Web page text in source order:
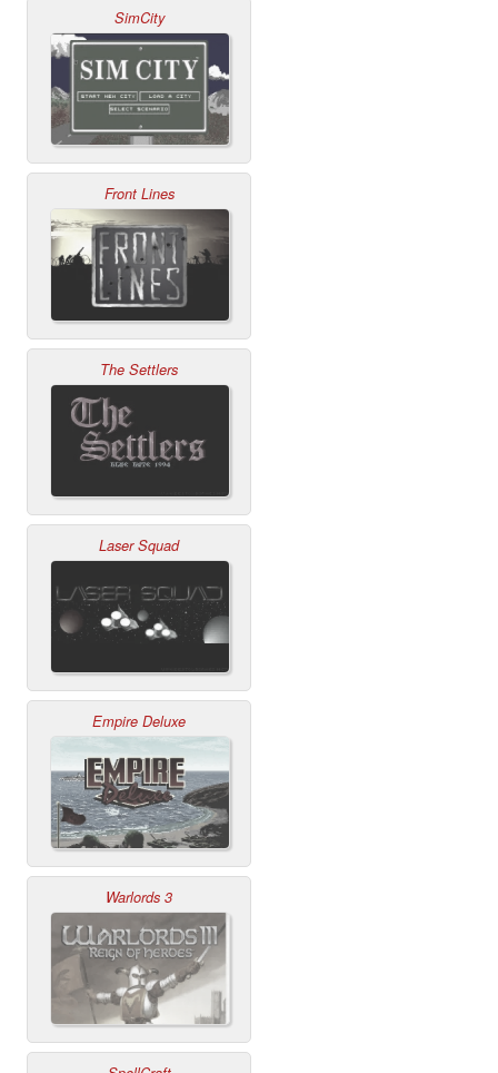
SimCity
Front Lines
The Settlers
Laser Squad
Empire Deluxe
Warlords 3